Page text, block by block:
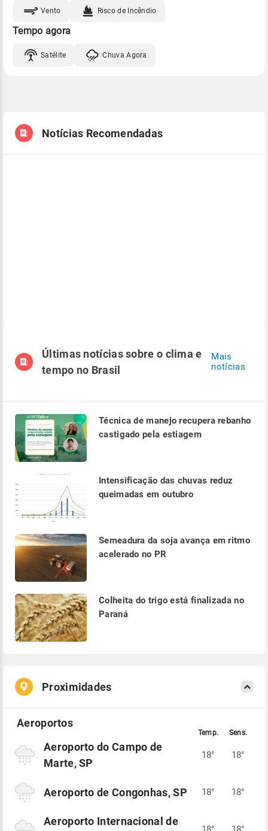
Vento Risco de Incêndio
Tempo agora
Satélite Chuva Agora
Notícias Recomendadas
Últimas notícias sobre o clima e
tempo no Brasil
Mais
notícias
Técnica de manejo recupera rebanho
castigado pela estiagem
Intensificação das chuvas reduz
queimadas em outubro
Semeadura da soja avança em ritmo
acelerado no PR
Colheita do trigo está finalizada no
Paraná
Proximidades
Aeroporto do Campo de
Marte, SP
18° 18°
Aeroporto de Congonhas, SP 18° 18°
Aeroporto Internacional de